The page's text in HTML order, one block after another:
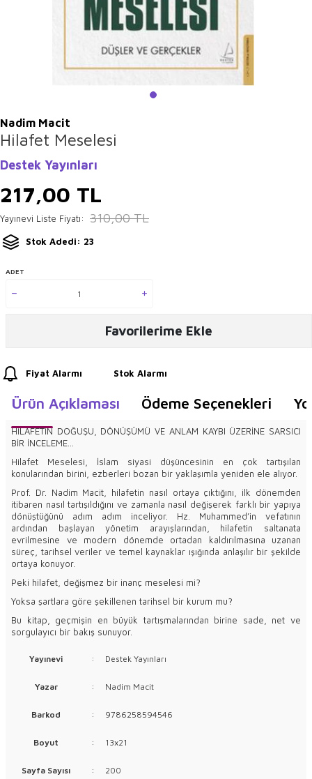
Nadim Macit
Hilafet Meselesi
Destek Yayınları
217,00 TL
Yayınevi Liste Fiyatı: 310,00TL
Stok Adedi: 23
ADET
Favorilerime Ekle
Fiyat Alarmı Stok Alarmı
Ürün Açıklaması Ödeme Seçenekleri
HİLAFETİN DOĞUŞU, DÖNÜŞÜMÜ VE ANLAM KAYBI ÜZERİNE SARSICI
BİR İNCELEME...
Hilafet Meselesi, İslam siyasi düşüncesinin en çok tartışılan
konularından birini, ezberleri bozan bir yaklaşımla yeniden ele alıyor.
Prof. Dr. Nadim Macit, hilafetin nasıl ortaya çıktığını, ilk dönemden
itibaren nasıl tartışıldığını ve zamanla nasıl değişerek farklı bir yapıya
dönüştüğünü adım adım inceliyor. Hz. Muhammed’in vefatının
ardından başlayan yönetim arayışlarından, hilafetin saltanata
evrilmesine ve modern dönemde ortadan kaldırılmasına uzanan
süreç, tarihsel veriler ve temel kaynaklar ışığında anlaşılır bir şekilde
ortaya konuyor.
Peki hilafet, değişmez bir inanç meselesi mi?
Yoksa şartlara göre şekillenen tarihsel bir kurum mu?
Bu kitap, geçmişin en büyük tartışmalarından birine sade, net ve
sorgulayıcı bir bakış sunuyor.
Yayınevi : Destek Yayınları
Yazar : Nadim Macit
Barkod : 9786258594546
Boyut : 13x21
Sayfa Sayısı : 200